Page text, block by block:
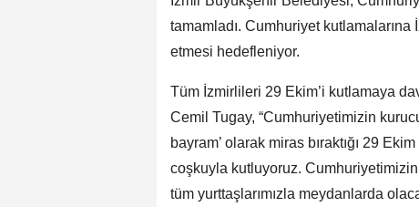
tamamladı. Cumhuriyet kutlamalarına
etmesi hedefleniyor.
Tüm İzmirlileri 29 Ekim’i kutlamaya
Cemil Tugay, “Cumhuriyetimizin
bayram’ olarak miras bıraktığı 29
coşkuyla kutluyoruz. Cumhuriyetimizin
tüm yurttaşlarımızla meydanlarda